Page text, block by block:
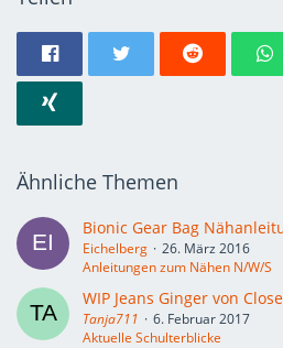
Ähnliche Themen
Bionic Gear Bag
Eichelberg
26. März 2016
Anleitungen zum Nähen N/W/S
WIP Jeans Ginger von
Tanja711
6. Februar 2017
Aktuelle Schulterblicke